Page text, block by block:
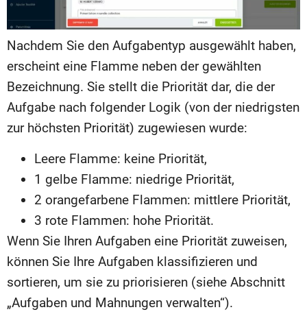
Nachdem Sie den Aufgabentyp ausgewählt haben,
erscheint eine Flamme neben der gewählten
Bezeichnung. Sie stellt die Priorität dar, die der
Aufgabe nach folgender Logik (von der niedrigsten
zur höchsten Priorität) zugewiesen wurde:
Leere Flamme: keine Priorität,
1 gelbe Flamme: niedrige Priorität,
2 orangefarbene Flammen: mittlere Priorität,
3 rote Flammen: hohe Priorität.
Wenn Sie Ihren Aufgaben eine Priorität zuweisen,
können Sie Ihre Aufgaben klassifizieren und
sortieren, um sie zu priorisieren (siehe Abschnitt
„Aufgaben und Mahnungen verwalten“).